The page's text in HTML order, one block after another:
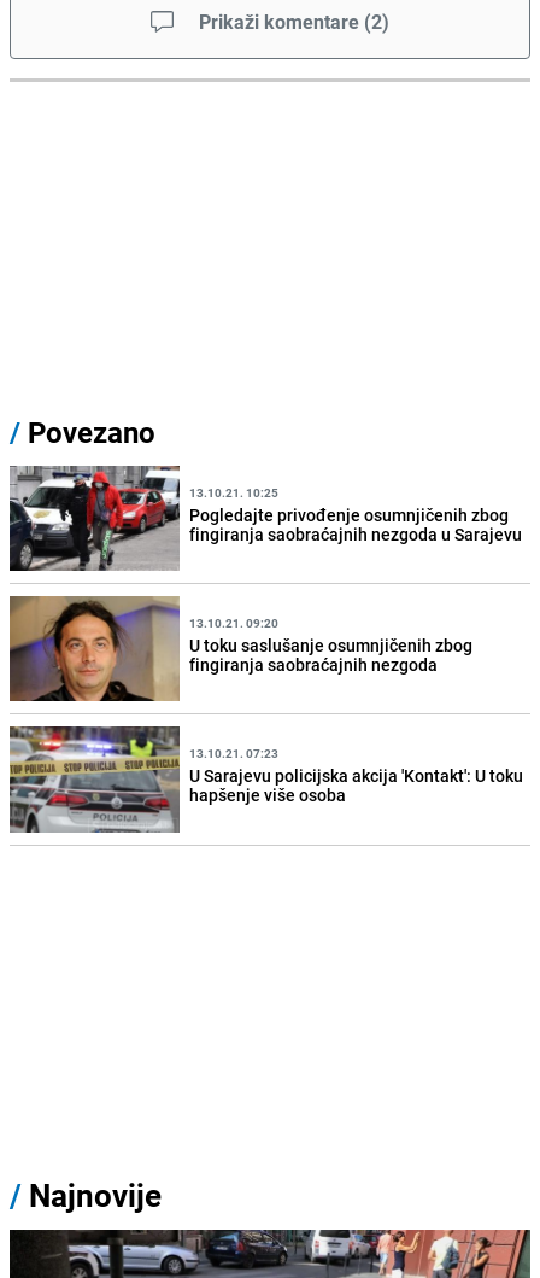
Prikaži komentare (2)
/ Povezano
13.10.21. 10:25
Pogledajte privođenje osumnjičenih zbog
fingiranja saobraćajnih nezgoda u Sarajevu
13.10.21. 09:20
U toku saslušanje osumnjičenih zbog
fingiranja saobraćajnih nezgoda
13.10.21. 07:23
U Sarajevu policijska akcija 'Kontakt': U toku
hapšenje više osoba
/ Najnovije